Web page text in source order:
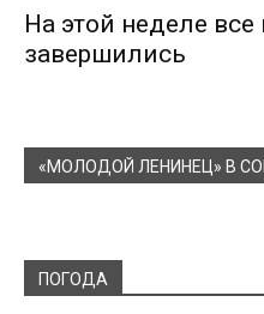
На этой неделе
завершились
«МОЛОДОЙ ЛЕНИНЕЦ» В
ПОГОДА